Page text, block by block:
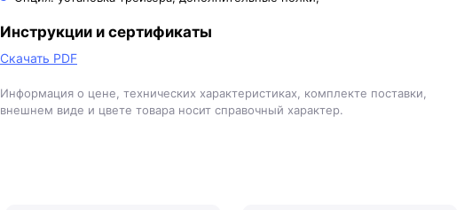
Инструкции и сертификаты
Скачать PDF
Информация о цене, технических характеристиках, комплекте поставки,
внешнем виде и цвете товара носит справочный характер.